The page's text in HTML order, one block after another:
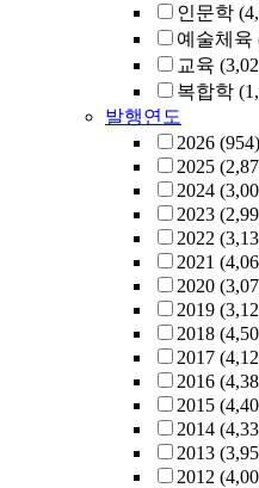
인문학
예술체육
교육
복합학
발행연도
2026 (954)
2025
2024
2023
2022
2021
2020
2019
2018
2017
2016
2015
2014
2013
2012